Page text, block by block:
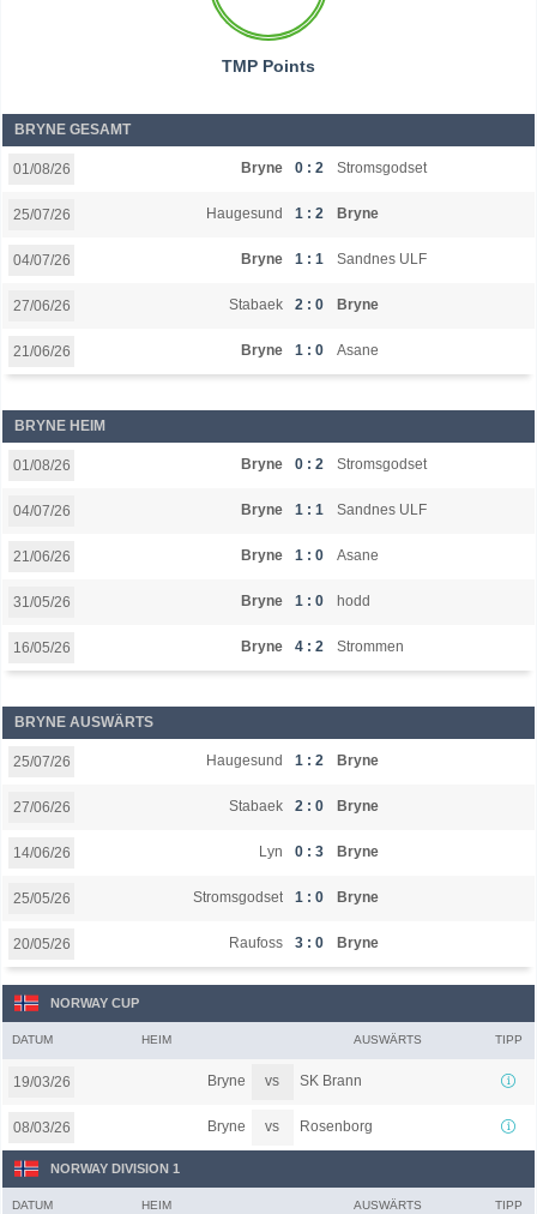
TMP Points
BRYNE GESAMT
01/08/26 Bryne 0 : 2 Stromsgodset
25/07/26 Haugesund 1 : 2 Bryne
04/07/26 Bryne 1 : 1 Sandnes ULF
27/06/26 Stabaek 2 : 0 Bryne
21/06/26 Bryne 1 : 0 Asane
BRYNE HEIM
01/08/26 Bryne 0 : 2 Stromsgodset
04/07/26 Bryne 1 : 1 Sandnes ULF
21/06/26 Bryne 1 : 0 Asane
31/05/26 Bryne 1 : 0 hodd
16/05/26 Bryne 4 : 2 Strommen
BRYNE AUSWÄRTS
25/07/26 Haugesund 1 : 2 Bryne
27/06/26 Stabaek 2 : 0 Bryne
14/06/26 Lyn 0 : 3 Bryne
25/05/26 Stromsgodset 1 : 0 Bryne
20/05/26 Raufoss 3 : 0 Bryne
NORWAY CUP
DATUM HEIM AUSWÄRTS TIPP
19/03/26 Bryne vs SK Brann
08/03/26 Bryne vs Rosenborg
NORWAY DIVISION 1
DATUM HEIM AUSWÄRTS TIPP